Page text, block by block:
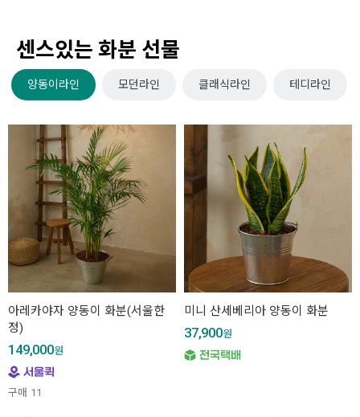
센스있는 화분 선물
양동이라인 모던라인 클래식라인 테디라인
아레카야자 양동이 화분(서울한
정)
149,000원
구매 11
미니 산세베리아 양동이 화분
37,900원